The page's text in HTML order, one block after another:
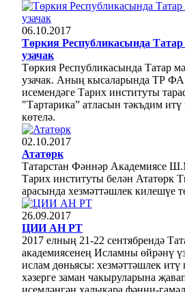
06.10.2017
Төркия Республикасында Татар
узачак
Төркия Республикасында Татар
узачак. Аның кысаларында ТР
исемендәге Тарих институты
"Тартарика” атласын тәкъдим
көтелә.
02.10.2017
Ататөрк
Татарстан Фәннәр Академиясе
Тарих институты белән Ататөрк
арасында хезмәттәшлек килешүе
26.09.2017
ЦИИ АН РТ
2017 елның 21-22 сентябрендә
академиясенең Исламны өйрәнү
ислам дөньясы: хезмәттәшлек
хәзерге заман чакыруларына
исемләнгән халыкара фәнни-